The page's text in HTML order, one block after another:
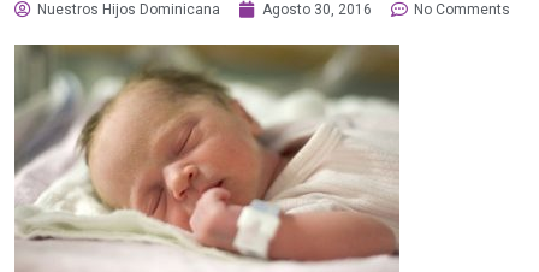
Nuestros Hijos Dominicana Agosto 30, 2016 No Comments